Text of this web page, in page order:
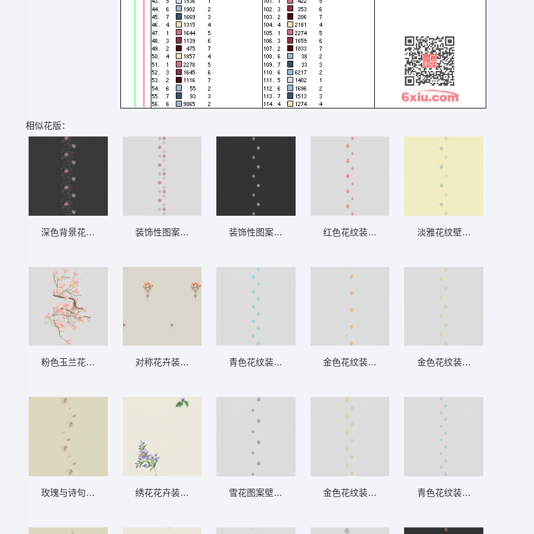
相似花版：
深色背景花卉壁纸 软装 装饰 窗帘
粉色玉兰花枝图 软装 装饰 窗帘
玫瑰与诗句的浪漫壁纸 软装 装饰 窗帘
装饰性图案竖条纹设计 软装 装饰 窗帘
对称花卉装饰图案 软装 装饰 窗帘
绣花花卉装饰背景 软装 装饰 窗帘
装饰性图案垂直排列 软装 装饰 窗帘
青色花纹装饰图案 软装 装饰 窗帘
雪花图案壁纸 软装 装饰 窗帘
红色花纹装饰图案 软装 装饰 窗帘
金色花纹装饰图案 软装 装饰 窗帘
金色花纹装饰图案 软装 装饰 窗帘
淡雅花纹壁纸图案 软装 装饰
金色花纹装饰图案 软装 装饰
青色花纹装饰图案 软装 装饰